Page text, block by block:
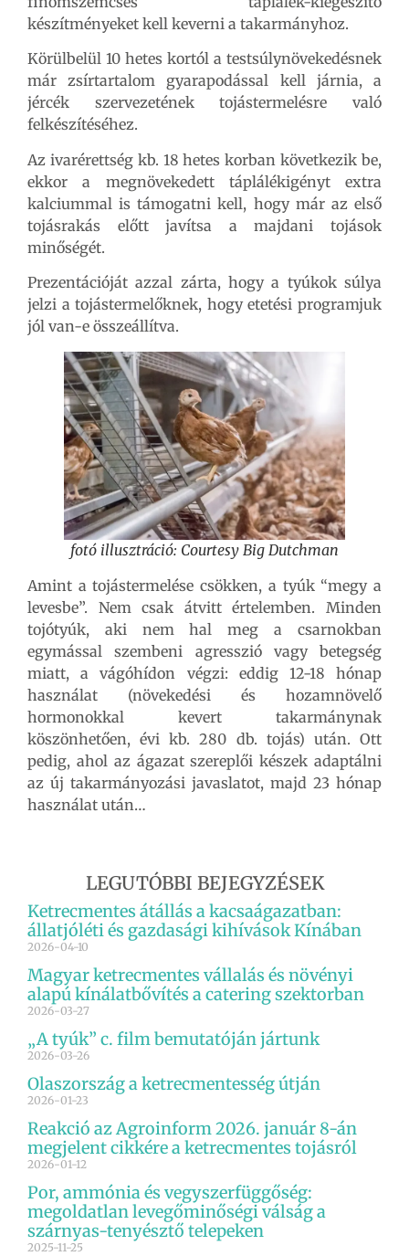
készítményeket kell keverni a takarmányhoz.
Körülbelül 10 hetes kortól a testsúlynövekedésnek
már zsírtartalom gyarapodással kell járnia, a
jércék szervezetének tojástermelésre való
felkészítéséhez.
Az ivarérettség kb. 18 hetes korban következik be,
ekkor a megnövekedett táplálékigényt extra
kalciummal is támogatni kell, hogy már az első
tojásrakás előtt javítsa a majdani tojások
minőségét.
Prezentációját azzal zárta, hogy a tyúkok súlya
jelzi a tojástermelőknek, hogy etetési programjuk
jól van-e összeállítva.
fotó illusztráció: Courtesy Big Dutchman
Amint a tojástermelése csökken, a tyúk “megy a
levesbe”. Nem csak átvitt értelemben. Minden
tojótyúk, aki nem hal meg a csarnokban
egymással szembeni agresszió vagy betegség
miatt, a vágóhídon végzi: eddig 12-18 hónap
használat (növekedési és hozamnövelő
hormonokkal kevert takarmánynak
köszönhetően, évi kb. 280 db. tojás) után. Ott
pedig, ahol az ágazat szereplői készek adaptálni
az új takarmányozási javaslatot, majd 23 hónap
használat után…
LEGUTÓBBI BEJEGYZÉSEK
Ketrecmentes átállás a kacsaágazatban:
állatjóléti és gazdasági kihívások Kínában
2026-04-10
Magyar ketrecmentes vállalás és növényi
alapú kínálatbővítés a catering szektorban
2026-03-27
„A tyúk” c. film bemutatóján jártunk
2026-03-26
Olaszország a ketrecmentesség útján
2026-01-23
Reakció az Agroinform 2026. január 8-án
megjelent cikkére a ketrecmentes tojásról
2026-01-12
Por, ammónia és vegyszerfüggőség:
megoldatlan levegőminőségi válság a
szárnyas-tenyésztő telepeken
2025-11-25